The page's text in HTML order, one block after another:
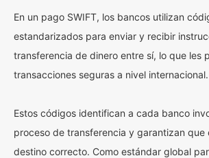
En un pago SWIFT, los bancos utilizan
estandarizados para enviar y recibir
transferencia de dinero entre sí, lo que les
transacciones seguras a nivel internacional.
Estos códigos identifican a cada banco
proceso de transferencia y garantizan que
destino correcto. Como estándar global